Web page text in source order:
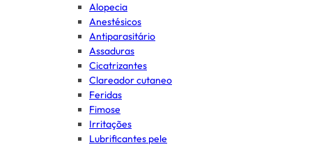
Alopecia
Anestésicos
Antiparasitário
Assaduras
Cicatrizantes
Clareador cutaneo
Feridas
Fimose
Irritações
Lubrificantes pele